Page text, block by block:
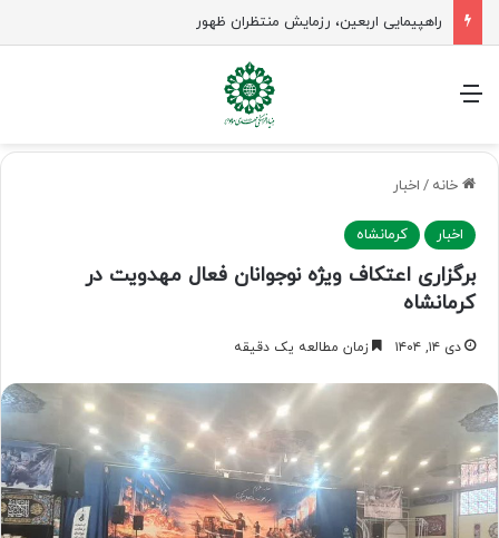
منو
خانه / اخبار
اخبار کرمانشاه
برگزاری اعتکاف ویژه نوجوانان فعال مهدویت در
کرمانشاه
دی ۱۴, ۱۴۰۴ زمان مطالعه یک دقیقه